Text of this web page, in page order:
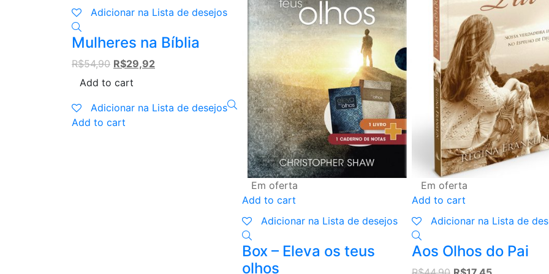
Adicionar na Lista de desejos
Mulheres na Bíblia
R$54,90 Original
price
R$54,90.
R$29,92Current
R$29,92.
Add to cart
Adicionar na Lista de desejos
Add to cart
Em oferta
Add to cart
Adicionar na Lista de desejos
Box – Eleva os teus
olhos
Em oferta
Add to cart
Adicionar na Lista de
Aos Olhos do Pai
Original Current